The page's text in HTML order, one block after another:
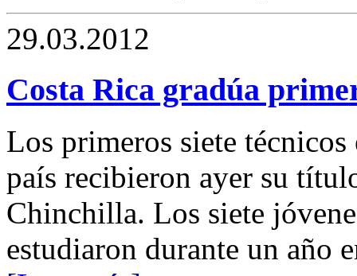
29.03.2012
Costa Rica gradúa
Los primeros siete
país recibieron ayer su
Chinchilla. Los siete
estudiaron durante un año